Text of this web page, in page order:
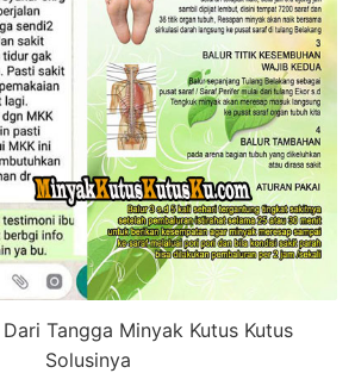
Tangga Minyak Kutus Kutus
Solusinya